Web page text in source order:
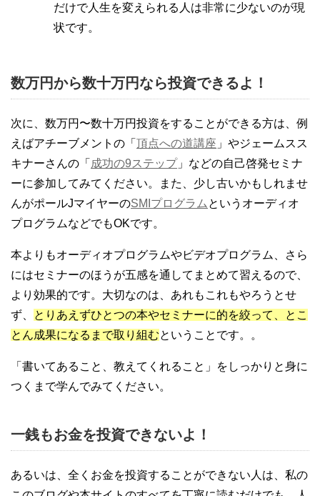
だけで人生を変えられる人は非常に少ないのが現
状です。
数万円から数十万円なら投資できるよ！
次に、数万円〜数十万円投資をすることができる方は、例
えばアチーブメントの「 頂点への道講座 」やジェームスス
キナーさんの「 成功の9ステップ」などの自己啓発セミナ
ーに参加してみてください。また、少し古いかもしれませ
んがポールJマイヤーのSMIプログラム というオーディオ
プログラムなどでもOKです。
本よりもオーディオプログラムやビデオプログラム、さら
にはセミナーのほうが五感を通してまとめて習えるので、
より効果的です。大切なのは、あれもこれもやろうとせ
ず、
とりあえずひとつの本やセミナーに的を絞って、とこ
とん成果になるまで取り組むということです。。
「書いてあること、教えてくれること」をしっかりと身に
つくまで学んでみてください。
一銭もお金を投資できないよ！
あるいは、全くお金を投資することができない人は、私の